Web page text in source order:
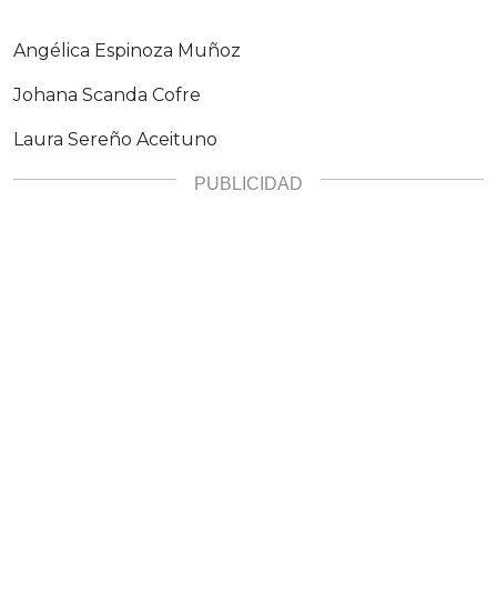
Angélica Espinoza Muñoz
Johana Scanda Cofre
Laura Sereño Aceituno